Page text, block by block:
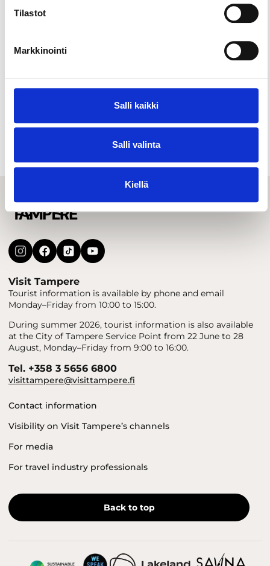
Tilastot
Markkinointi
Salli kaikki
Salli valinta
Kiellä
Indoor activities
Visit Tampere
Tourist information is available by phone and email
Monday–Friday from 10:00 to 15:00.
During summer 2026, tourist information is also available
at the City of Tampere Service Point from 22 June to 28
August, Monday–Friday from 9:00 to 16:00.
Tel. +358 3 5656 6800
visittampere@visittampere.fi
Contact information
Visibility on Visit Tampere’s channels
For media
For travel industry professionals
Back to top